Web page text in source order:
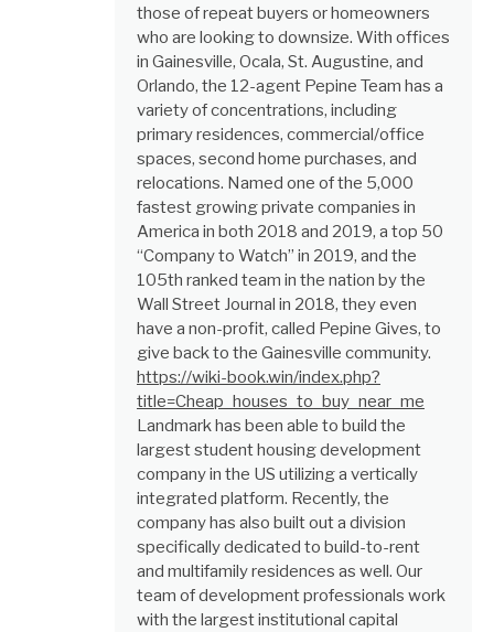
those of repeat buyers or homeowners
who are looking to downsize. With offices
in Gainesville, Ocala, St. Augustine, and
Orlando, the 12-agent Pepine Team has a
variety of concentrations, including
primary residences, commercial/office
spaces, second home purchases, and
relocations. Named one of the 5,000
fastest growing private companies in
America in both 2018 and 2019, a top 50
“Company to Watch” in 2019, and the
105th ranked team in the nation by the
Wall Street Journal in 2018, they even
have a non-profit, called Pepine Gives, to
give back to the Gainesville community.
https://wiki-book.win/index.php?
title=Cheap_houses_to_buy_near_me
Landmark has been able to build the
largest student housing development
company in the US utilizing a vertically
integrated platform. Recently, the
company has also built out a division
specifically dedicated to build-to-rent
and multifamily residences as well. Our
team of development professionals work
with the largest institutional capital